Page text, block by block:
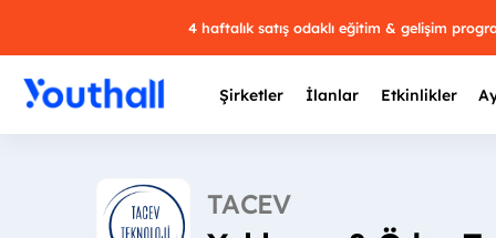
4 haftalık satış odaklı eğitim & gelişim
Şirketler İlanlar Etkinlikler
TACEV